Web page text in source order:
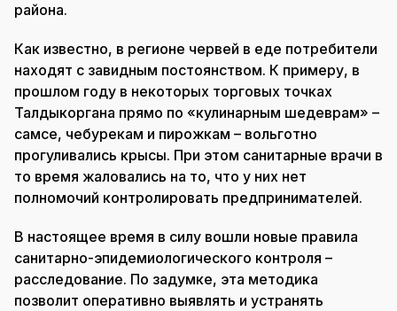
района.
Как известно, в регионе червей в еде потребители
находят с завидным постоянством. К примеру, в
прошлом году в некоторых торговых точках
Талдыкоргана прямо по «кулинарным шедеврам» –
самсе, чебурекам и пирожкам – вольготно
прогуливались крысы. При этом санитарные врачи в
то время жаловались на то, что у них нет
полномочий контролировать предпринимателей.
В настоящее время в силу вошли новые правила
санитарно-эпидемиологического контроля –
расследование. По задумке, эта методика
позволит оперативно выявлять и устранять